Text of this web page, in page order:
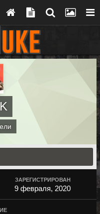
ЗАРЕГИСТРИРОВАН
9 февраля, 2020